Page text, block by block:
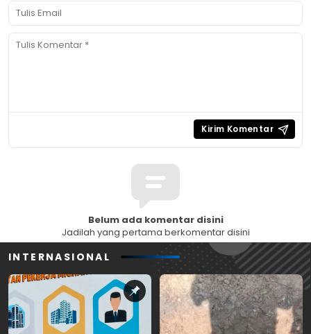
Belum ada komentar disini
Jadilah yang pertama berkomentar disini
INTERNASIONAL